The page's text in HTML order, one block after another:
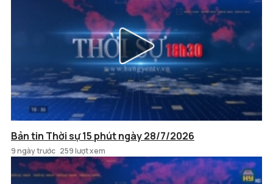
Bản tin Thời sự 15 phút ngày 28/7/2026
9 ngày trước 259 lượt xem